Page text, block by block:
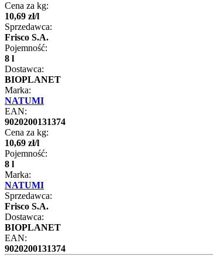
Cena za kg:
10,69 zł/l
Sprzedawca:
Frisco S.A.
Pojemność:
8 l
Dostawca:
BIOPLANET
Marka:
NATUMI
EAN:
9020200131374
Cena za kg:
10,69 zł/l
Pojemność:
8 l
Marka:
NATUMI
Sprzedawca:
Frisco S.A.
Dostawca:
BIOPLANET
EAN:
9020200131374